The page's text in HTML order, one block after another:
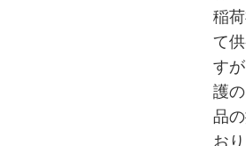
稲
て
す
護
品
お